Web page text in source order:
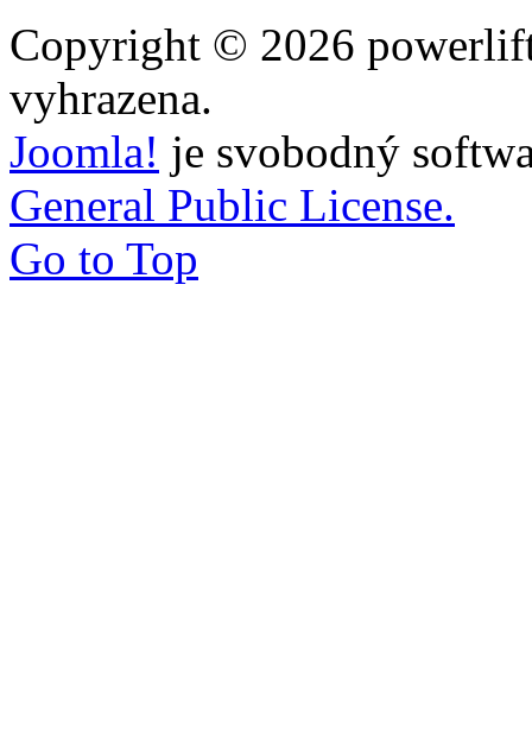
Copyright © 2026
vyhrazena.
Joomla! je svobodný
General Public License.
Go to Top